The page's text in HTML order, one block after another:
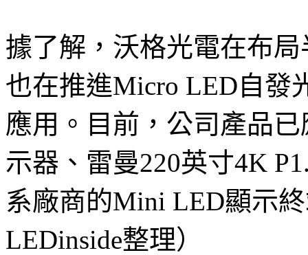
據了解，沃格光電在布
也在推進Micro LED自發
應用。目前，公司產品
示器、雷曼220英寸4K
系廠商的Mini LED顯示
LEDinside整理）